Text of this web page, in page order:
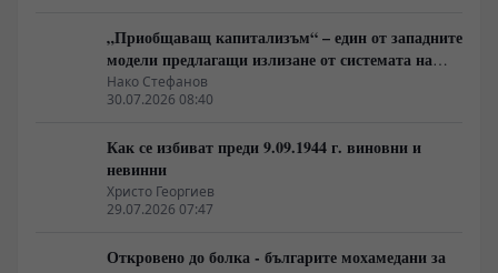
„Приобщаващ капитализъм“ – един от западните
модели предлагащи излизане от системата на
неолиберализма
Нако Стефанов
30.07.2026 08:40
Как се избиват преди 9.09.1944 г. виновни и
невинни
Христо Георгиев
29.07.2026 07:47
Откровено до болка - българите мохамедани за